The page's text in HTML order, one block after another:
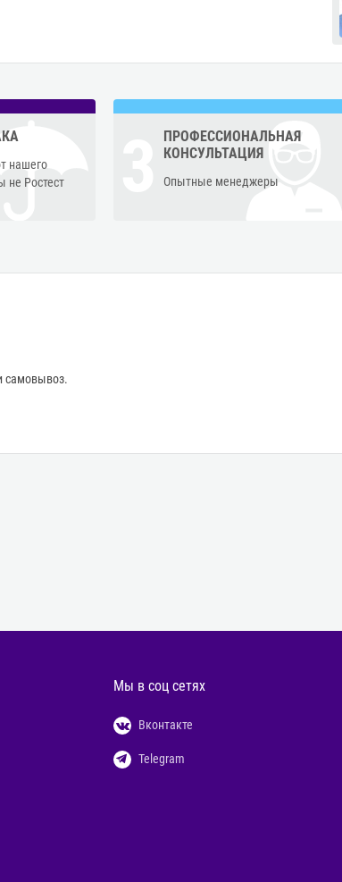
нашего
не Ростест
ПРОФЕССИОНАЛЬНАЯ
КОНСУЛЬТАЦИЯ
Опытные менеджеры
самовывоз.
Мы в соц сетях
Вконтакте
Telegram